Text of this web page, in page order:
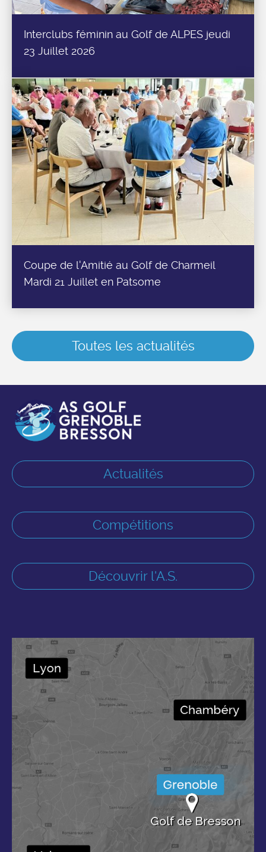
Interclubs féminin au Golf de ALPES jeudi
23 Juillet 2026
Coupe de l'Amitié au Golf de Charmeil
Mardi 21 Juillet en Patsome
Toutes les actualités
Actualités
Compétitions
Découvrir l'A.S.